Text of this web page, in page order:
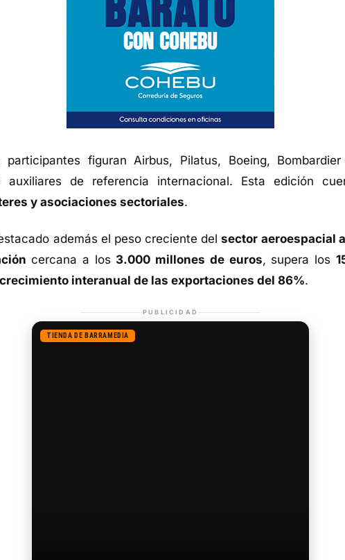
participantes figuran Airbus, Pilatus, Boeing,
auxiliares de referencia internacional. Esta edición
y asociaciones sectoriales.
además el peso creciente delsector aeroespacial
cercana a los 3.000 millones de euros, supera los
crecimiento interanual de las exportaciones del 86%.
PUBLICIDAD
TIENDA DE BARRAMEDIA